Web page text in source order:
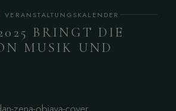
VERANSTALTUNGSKALENDER
BRINGT DIE
MUSIK UND